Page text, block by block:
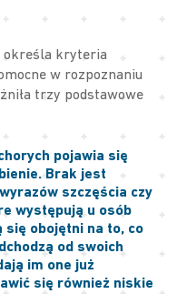
określa kryteria
w rozpoznaniu
trzy podstawowe
pojawia się
Brak jest
szczęścia czy
występują u osób
się obojętni na to, co
od swoich
im one już
się również niskie